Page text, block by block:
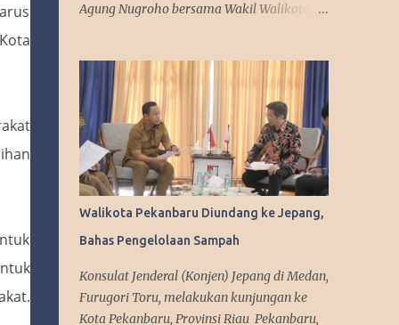
Agung Nugroho bersama Wakil Walikota, H
informasi, meningkatkan pelayanan publik
dengan aplikasi mobile. Sejumlah program
ini telah dicanangkannya saat kampanye.
"Kita sedang mempersiapkan aplikasi yang
bisa diakses masyarakat. Jadi segala urusan
cukup diakses menggunakan smartphone
saja, missal penerbitan KTP dan
adiministrasi kependudukan lainnya," urai
Agung. Srategi dalam memanfaatkan media
membantu dalam menyampaikan
informasi dan kebijakan kepada publik
Walikota Pekanbaru Diundang ke Jepang,
Bahas Pengelolaan Sampah
Konsulat Jenderal (Konjen) Jepang di Medan,
Furugori Toru, melakukan kunjungan ke
Kota Pekanbaru, Provinsi Riau Pekanbaru,